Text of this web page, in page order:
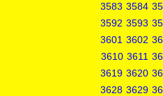
3583 3584
3592 3593
3601 3602
3610 3611
3619 3620
3628 3629